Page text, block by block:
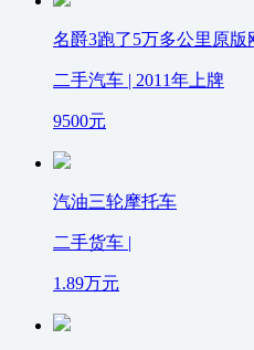
名爵3跑了5万多公里原
二手汽车 | 2011年上牌
9500元
汽油三轮摩托车
二手货车 |
1.89万元